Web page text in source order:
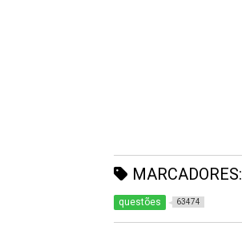
MARCADORES:
questões 63474